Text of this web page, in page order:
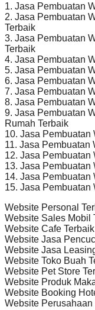
1. Jasa Pembuatan
2. Jasa Pembuatan
Terbaik
3. Jasa Pembuatan
Terbaik
4. Jasa Pembuatan
5. Jasa Pembuatan
6. Jasa Pembuatan
7. Jasa Pembuatan
8. Jasa Pembuatan
9. Jasa Pembuatan
Rumah Terbaik
10. Jasa Pembuatan
11. Jasa Pembuatan
12. Jasa Pembuatan
13. Jasa Pembuatan
14. Jasa Pembuatan
15. Jasa Pembuatan
Website Personal
Website Sales Mobil
Website Cafe Terbaik
Website Jasa
Website Jasa
Website Toko Buah
Website Pet Store
Website Produk
Website Booking
Website